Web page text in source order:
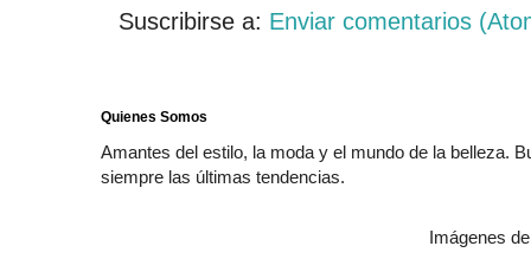
Suscribirse a: Enviar comentarios
Quienes Somos
Amantes del estilo, la moda y el mundo de la belleza.
siempre las últimas tendencias.
Imágenes